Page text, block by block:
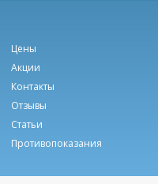
Цены
Акции
Контакты
Отзывы
Статьи
Противопоказания